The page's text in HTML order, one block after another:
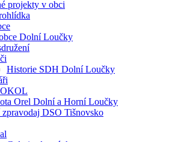
projekty v obci
Dolní Loučky
Historie SDH Dolní Loučky
Orel Dolní a Horní Loučky
DSO Tišnovsko